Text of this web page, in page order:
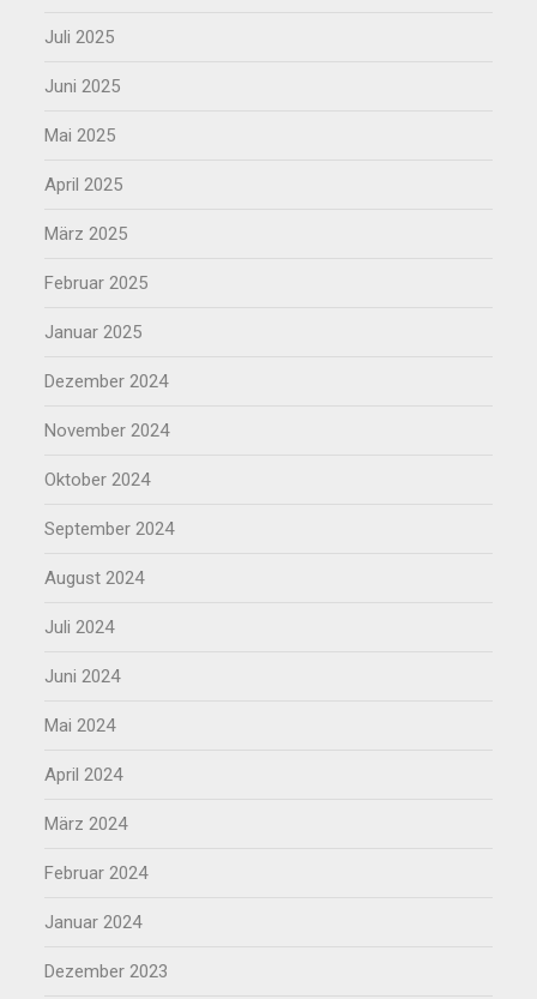
Juli 2025
Juni 2025
Mai 2025
April 2025
März 2025
Februar 2025
Januar 2025
Dezember 2024
November 2024
Oktober 2024
September 2024
August 2024
Juli 2024
Juni 2024
Mai 2024
April 2024
März 2024
Februar 2024
Januar 2024
Dezember 2023